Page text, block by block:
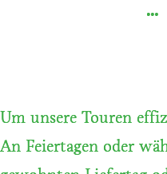
…
Um unsere Touren
An Feiertagen oder